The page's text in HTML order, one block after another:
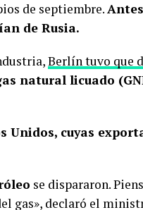
de septiembre.
de Rusia.
Berlín tuvo que
natural licuado
cuyas
se dispararon.
gas», declaró el